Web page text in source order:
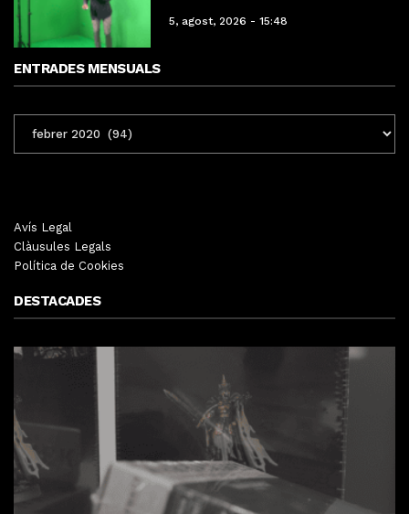
5, agost, 2026 - 15:48
ENTRADES MENSUALS
MENSUALS
Avís Legal
Clàusules Legals
Política de Cookies
DESTACADES